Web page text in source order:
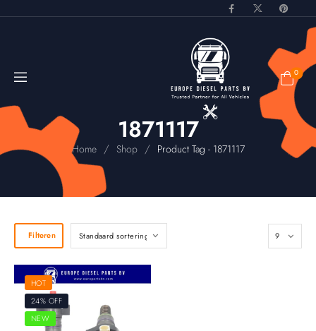
0
1871117
Home / Shop / Product Tag - 1871117
Filteren
HOT
24% OFF
NEW